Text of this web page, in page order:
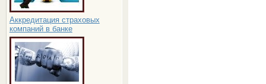
Аккредитация страховых
компаний в банке